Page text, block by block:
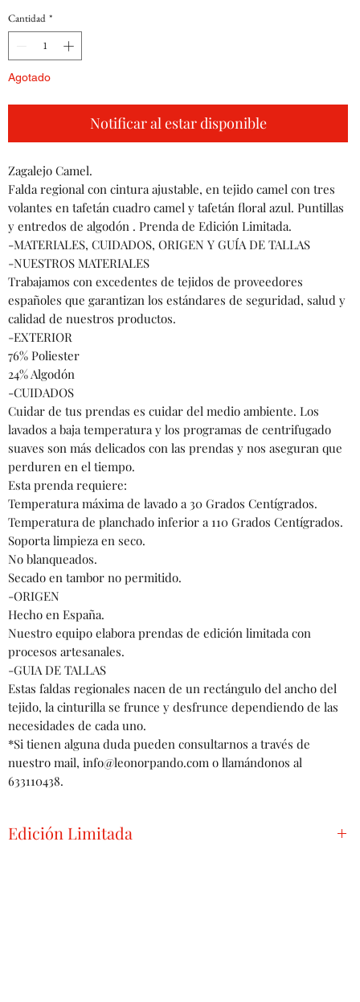
Cantidad *
Agotado
Notificar al estar disponible
Zagalejo Camel.
Falda regional con cintura ajustable, en tejido camel con tres
volantes en tafetán cuadro camel y tafetán floral azul. Puntillas
y entredos de algodón . Prenda de Edición Limitada.
-MATERIALES, CUIDADOS, ORIGEN Y GUÍA DE TALLAS
-NUESTROS MATERIALES
Trabajamos con excedentes de tejidos de proveedores
españoles que garantizan los estándares de seguridad, salud y
calidad de nuestros productos.
-EXTERIOR
76% Poliester
24% Algodón
-CUIDADOS
Cuidar de tus prendas es cuidar del medio ambiente. Los
lavados a baja temperatura y los programas de centrifugado
suaves son más delicados con las prendas y nos aseguran que
perduren en el tiempo.
Esta prenda requiere:
Temperatura máxima de lavado a 30 Grados Centígrados.
Temperatura de planchado inferior a 110 Grados Centígrados.
Soporta limpieza en seco.
No blanqueados.
Secado en tambor no permitido.
-ORIGEN
Hecho en España.
Nuestro equipo elabora prendas de edición limitada con
procesos artesanales.
-GUIA DE TALLAS
Estas faldas regionales nacen de un rectángulo del ancho del
tejido, la cinturilla se frunce y desfrunce dependiendo de las
necesidades de cada uno.
*Si tienen alguna duda pueden consultarnos a través de
nuestro mail, info@leonorpando.com o llamándonos al
633110438.
Edición Limitada